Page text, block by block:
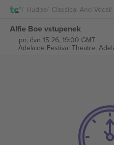
Hudba Classical And Vocal
Alfie Boe vstupenek
po, čvn 15 26, 19:00 GMT
Adelaide Festival Theatre,